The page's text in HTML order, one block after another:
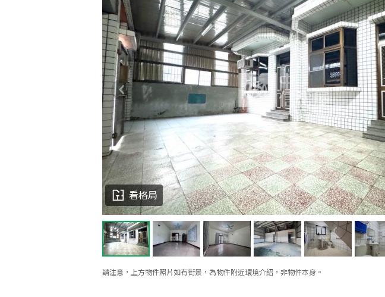
請注意，上方物件照片如有街景，為物件附近環境介紹，非物件本身。
看格局